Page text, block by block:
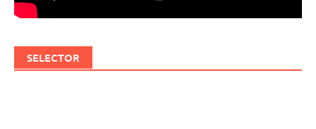
SELECTOR